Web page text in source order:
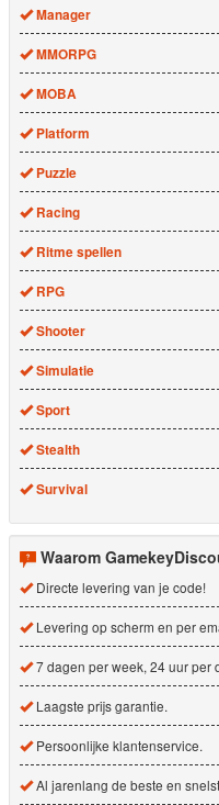
Manager
MMORPG
MOBA
Platform
Puzzle
Racing
Ritme spellen
RPG
Shooter
Simulatie
Sport
Stealth
Survival
Waarom
Directe levering van je code!
Levering op scherm en per
7 dagen per week, 24 uur per
Laagste prijs garantie.
Persoonlijke klantenservice.
Al jarenlang de beste en